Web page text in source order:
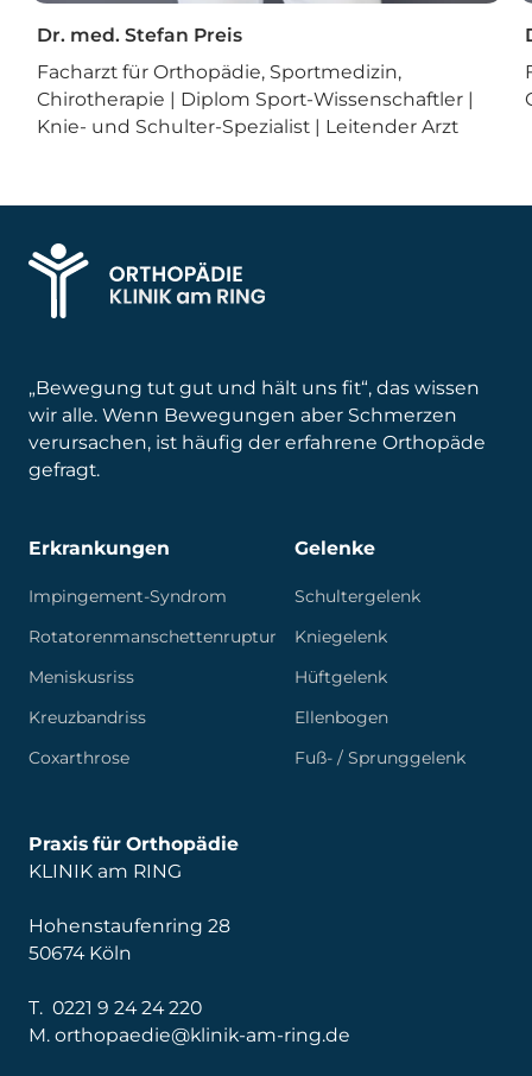
Dr. med. Stefan Preis
Facharzt für Orthopädie, Sportmedizin,
Chirotherapie | Diplom Sport-Wissenschaftler |
Knie- und Schulter-Spezialist | Leitender Arzt
„Bewegung tut gut und hält uns fit“, das wissen
wir alle. Wenn Bewegungen aber Schmerzen
verursachen, ist häufig der erfahrene Orthopäde
gefragt.
Erkrankungen
Impingement-Syndrom
Rotatorenmanschettenruptur
Meniskusriss
Kreuzbandriss
Coxarthrose
Gelenke
Schultergelenk
Kniegelenk
Hüftgelenk
Ellenbogen
Fuß- / Sprunggelenk
Praxis für Orthopädie
KLINIK am RING
Hohenstaufenring 28
50674 Köln
T. 0221 9 24 24 220
M. orthopaedie@klinik-am-ring.de